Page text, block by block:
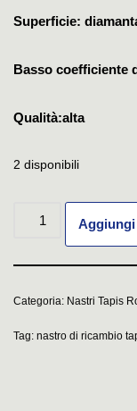
Superficie:
Basso coefficiente
Qualità:alta
2 disponibili
Categoria: Nastri Tapis
Tag: nastro di ricambio